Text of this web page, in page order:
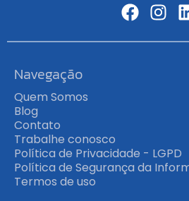
Navegação
Quem Somos
Blog
Contato
Trabalhe conosco
Política de Privacidade - LGPD
Política de Segurança da
Termos de uso